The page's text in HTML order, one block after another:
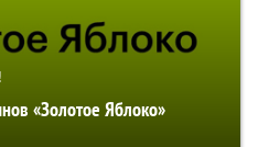
«Золотое Яблоко»